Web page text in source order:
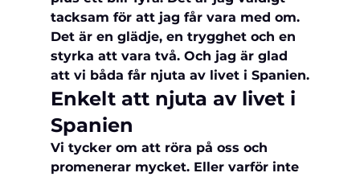
tacksam för att jag får vara med om.
Det är en glädje, en trygghet och en
styrka att vara två. Och jag är glad
att vi båda får njuta av livet i Spanien.
Enkelt att njuta av livet i
Spanien
Vi tycker om att röra på oss och
promenerar mycket. Eller varför inte